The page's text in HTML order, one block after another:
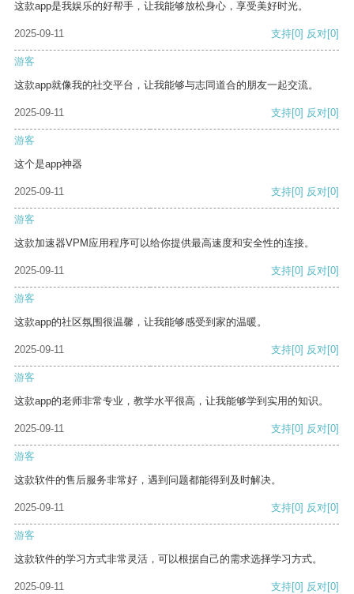
这款app是我娱乐的好帮手，让我能够放松身心，享受美好时光。
2025-09-11 支持[0] 反对[0]
游客
这款app就像我的社交平台，让我能够与志同道合的朋友一起交流。
2025-09-11 支持[0] 反对[0]
游客
这个是app神器
2025-09-11 支持[0] 反对[0]
游客
这款加速器VPM应用程序可以给你提供最高速度和安全性的连接。
2025-09-11 支持[0] 反对[0]
游客
这款app的社区氛围很温馨，让我能够感受到家的温暖。
2025-09-11 支持[0] 反对[0]
游客
这款app的老师非常专业，教学水平很高，让我能够学到实用的知识。
2025-09-11 支持[0] 反对[0]
游客
这款软件的售后服务非常好，遇到问题都能得到及时解决。
2025-09-11 支持[0] 反对[0]
游客
这款软件的学习方式非常灵活，可以根据自己的需求选择学习方式。
2025-09-11 支持[0] 反对[0]